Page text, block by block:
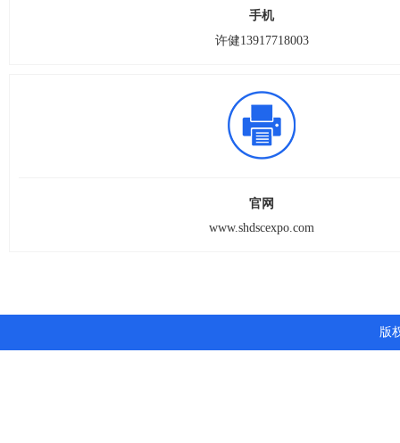
手机
许健13917718003
官网
www.shdscexpo.com
版